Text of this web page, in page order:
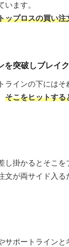
ます。
ップロスの買い
突破しブレイ
インの下にはそ
そこをヒットする
掛かるとそこを
文が両サイド入る
ポートラインと